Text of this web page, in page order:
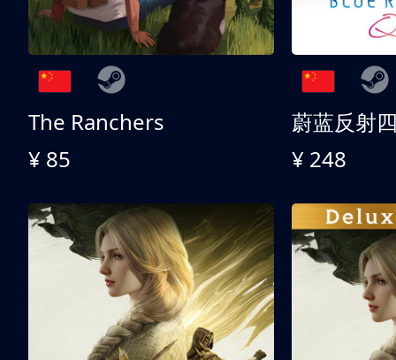
The Ranchers
¥ 85
¥ 248